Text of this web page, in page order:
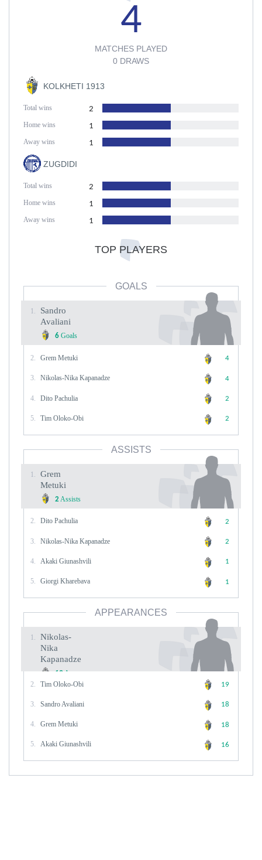
KOLKHETI 1913
Total wins 2
Home wins 1
Away wins 1
ZUGDIDI
Total wins 2
Home wins 1
Away wins 1
4
MATCHES PLAYED
0 DRAWS
TOP PLAYERS
GOALS
1.
Sandro
Avaliani
6 Goals
2. Grem Metuki 4
3. Nikolas-Nika Kapanadze 4
4. Dito Pachulia 2
5. Tim Oloko-Obi 2
ASSISTS
1.
Grem
Metuki
2 Assists
2. Dito Pachulia 2
3. Nikolas-Nika Kapanadze 2
4. Akaki Giunashvili 1
5. Giorgi Kharebava 1
APPEARANCES
1.
Nikolas-
Nika
Kapanadze
19Appearances
2.
Tim Oloko-Obi 19
3. Sandro Avaliani 18
4. Grem Metuki 18
5. Akaki Giunashvili 16